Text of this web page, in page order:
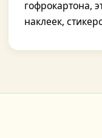
гофрокартона,
наклеек,